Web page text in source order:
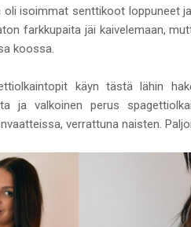
isoimmat senttikoot loppuneet
farkkupaita jäi kaivelemaan,
koossa.
käyn tästä lähin
ja valkoinen perus
verrattuna naisten.